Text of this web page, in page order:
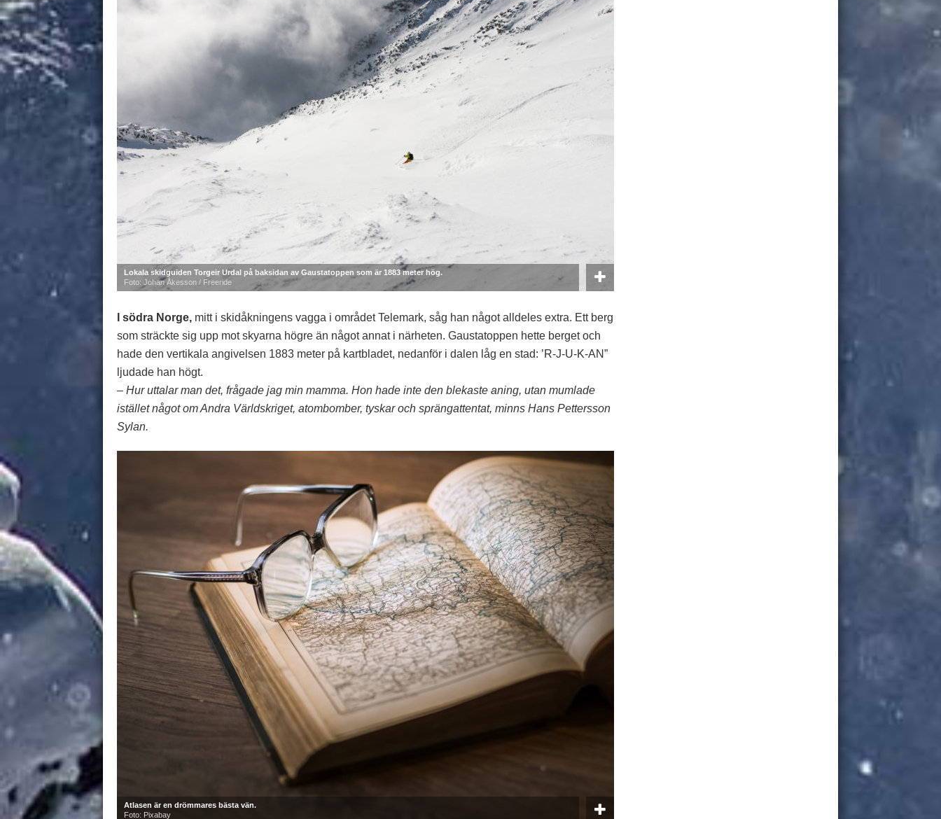
Lokala skidguiden Torgeir Urdal på baksidan av Gaustatoppen som är 1883 meter hög.
Foto: Johan Åkesson / Freeride
I södra Norge, mitt i skidåkningens vagga i området Telemark, såg han något alldeles extra. Ett berg
som sträckte sig upp mot skyarna högre än något annat i närheten. Gaustatoppen hette berget och
hade den vertikala angivelsen 1883 meter på kartbladet, nedanför i dalen låg en stad: ’R-J-U-K-AN”
ljudade han högt.
– Hur uttalar man det, frågade jag min mamma. Hon hade inte den blekaste aning, utan mumlade
istället något om Andra Världskriget, atombomber, tyskar och sprängattentat, minns Hans Pettersson
Sylan.
Atlasen är en drömmares bästa vän.
Foto: Pixabay